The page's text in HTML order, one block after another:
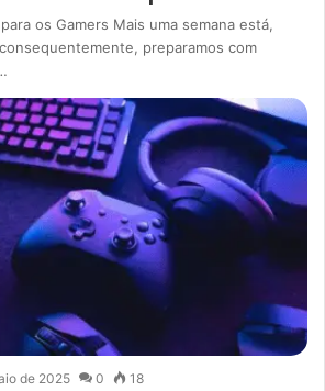
os Gamers Mais uma semana está,
preparamos com
de 2025 0 18